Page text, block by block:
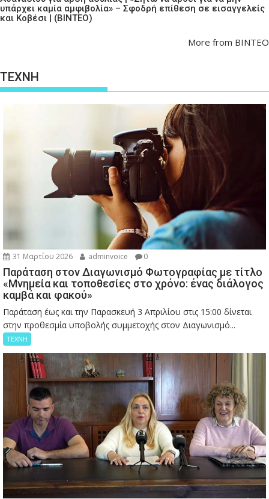
υπάρχει καμία αμφιβολία» – Σφοδρή επίθεση σε εισαγγελείς
και Κοβέσι | (ΒΙΝΤΕΟ)
More from ΒΙΝΤΕΟ
ΤΕΧΝΗ
31 Μαρτίου 2026 adminvoice 0
Παράταση στον Διαγωνισμό Φωτογραφίας με τίτλο
«Μνημεία και τοποθεσίες στο χρόνο: ένας διάλογος
καμβά και φακού»
Παράταση έως και την Παρασκευή 3 Απριλίου στις 15:00 δίνεται
στην προθεσμία υποβολής συμμετοχής στον Διαγωνισμό...
ΤΕΧΝΗ